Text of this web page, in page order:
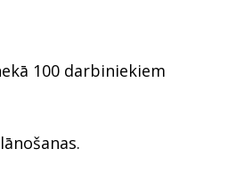
100 darbiniekiem